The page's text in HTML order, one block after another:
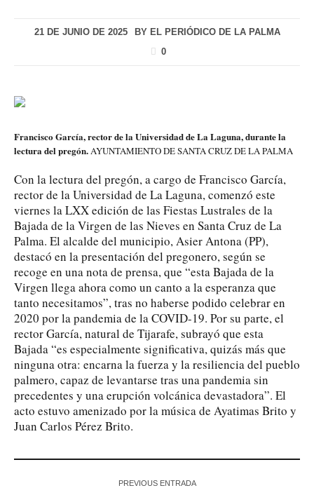
21 DE JUNIO DE 2025 BY EL PERIÓDICO DE LA PALMA
0
Francisco García, rector de la Universidad de La Laguna, durante la
lectura del pregón. AYUNTAMIENTO DE SANTA CRUZ DE LA PALMA
Con la lectura del pregón, a cargo de Francisco García,
rector de la Universidad de La Laguna, comenzó este
viernes la LXX edición de las Fiestas Lustrales de la
Bajada de la Virgen de las Nieves en Santa Cruz de La
Palma. El alcalde del municipio, Asier Antona (PP),
destacó en la presentación del pregonero, según se
recoge en una nota de prensa, que “esta Bajada de la
Virgen llega ahora como un canto a la esperanza que
tanto necesitamos”, tras no haberse podido celebrar en
2020 por la pandemia de la COVID-19. Por su parte, el
rector García, natural de Tijarafe, subrayó que esta
Bajada “es especialmente significativa, quizás más que
ninguna otra: encarna la fuerza y la resiliencia del pueblo
palmero, capaz de levantarse tras una pandemia sin
precedentes y una erupción volcánica devastadora”. El
acto estuvo amenizado por la música de Ayatimas Brito y
Juan Carlos Pérez Brito.
PREVIOUS ENTRADA